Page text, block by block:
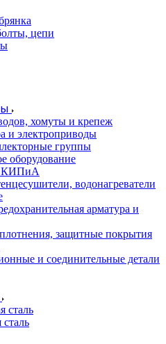
цепи
хомуты и крепеж
и электроприводы
группы
оборудование
КИПиА
водонагреватели
арматура и
защитные покрытия
и соединительные детали
сталь